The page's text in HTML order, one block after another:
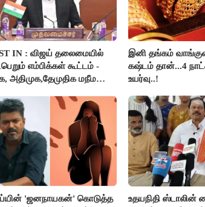
IN : விஜய் தலைமையில்
எம்பிக்கள் கூட்டம் -
அதிமுக,தேமுதிக மநீம
இனி தங்கம்
கஷ்டம் தான்...4
உயர்வு..!
'ஜனநாயகன்' கொடுத்த
உதயநிதி ஸ்டாலின்